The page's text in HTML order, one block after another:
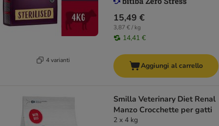
4 varianti
15,49 €
3,87 € / kg
14,41 €
Aggiungi al carrello
Smilla Veterinary Diet Renal
Manzo Crocchette per gatti
2 x 4 kg